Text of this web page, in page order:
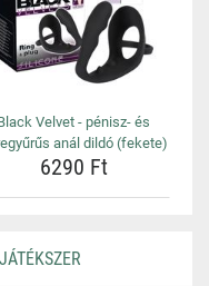
Velvet - pénisz- és
anál dildó (fekete)
6290 Ft